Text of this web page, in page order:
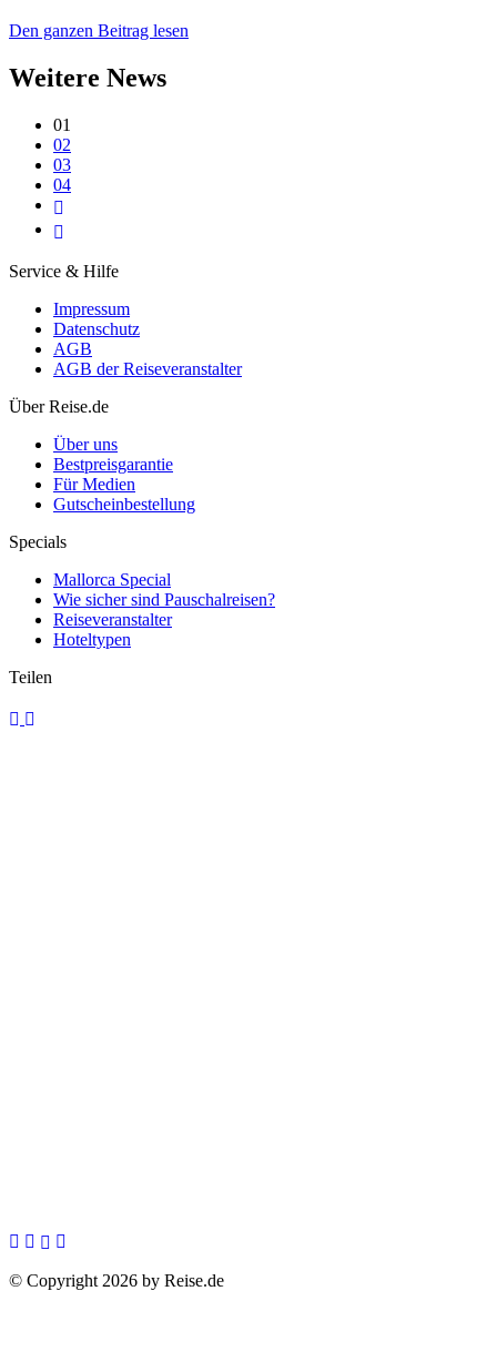
Den ganzen Beitrag lesen
Weitere News
01
02
03
04
Service & Hilfe
Impressum
Datenschutz
AGB
AGB der Reiseveranstalter
Über Reise.de
Über uns
Bestpreisgarantie
Für Medien
Gutscheinbestellung
Specials
Mallorca Special
Wie sicher sind Pauschalreisen?
Reiseveranstalter
Hoteltypen
Teilen
© Copyright 2026 by Reise.de